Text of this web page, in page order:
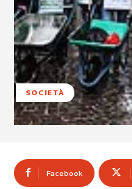
SOCIETÀ
Facebook